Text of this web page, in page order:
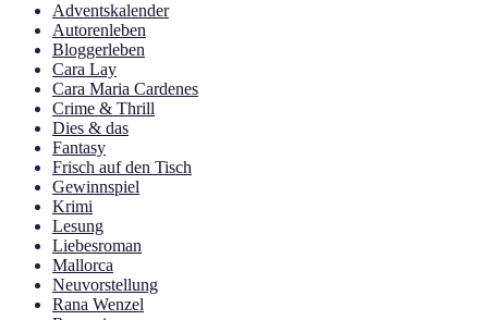
Adventskalender
Autorenleben
Bloggerleben
Cara Lay
Cara Maria Cardenes
Crime & Thrill
Dies & das
Fantasy
Frisch auf den Tisch
Gewinnspiel
Krimi
Lesung
Liebesroman
Mallorca
Neuvorstellung
Rana Wenzel